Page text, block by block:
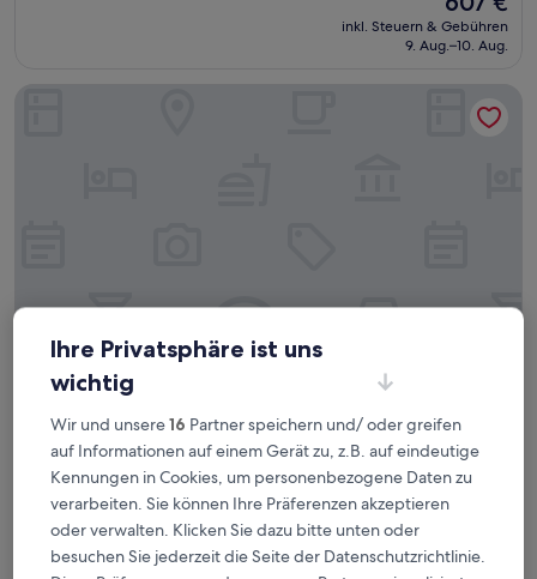
Preis
beträgt
inkl. Steuern & Gebühren
9. Aug.–10. Aug.
Canada House Pompano Beach
Canada House Pompano Beach
4.0-
Sterne-
Unterkunft
1 km von Avalon Hafen entfernt
von
Wunderbar,
(311
9,0/10 Wunderbar (311 Bewertungen)
beträgt
inkl. Steuern & Gebühren
18. Aug.–19. Aug.
Canada House Pompano Beach
Ihre Privatsphäre ist uns
wichtig
Wir und unsere16 Partner speichern und/ oder greifen
auf Informationen auf einem Gerät zu, z.B. auf eindeutige
Kennungen in Cookies, um personenbezogene Daten zu
verarbeiten. Sie können Ihre Präferenzen akzeptieren
oder verwalten. Klicken Sie dazu bitte unten oder
besuchen Sie jederzeit die Seite der Datenschutzrichtlinie.